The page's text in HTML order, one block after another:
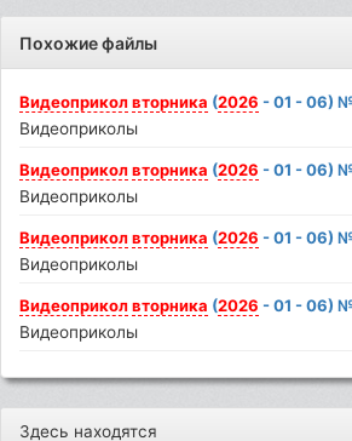
Похожие файлы
Видеоприкол вторника (2026 - 01 - 06)
Видеоприколы
Видеоприкол вторника (2026 - 01 - 06)
Видеоприколы
Видеоприкол вторника (2026 - 01 - 06)
Видеоприколы
Видеоприкол вторника (2026 - 01 - 06)
Видеоприколы
Здесь находятся